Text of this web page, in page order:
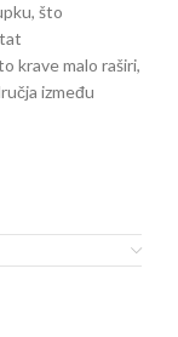
što
krave malo raširi,
između